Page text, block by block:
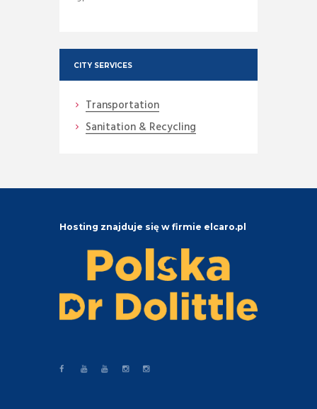
CITY SERVICES
Transportation
Sanitation & Recycling
Hosting znajduje się w firmie elcaro.pl